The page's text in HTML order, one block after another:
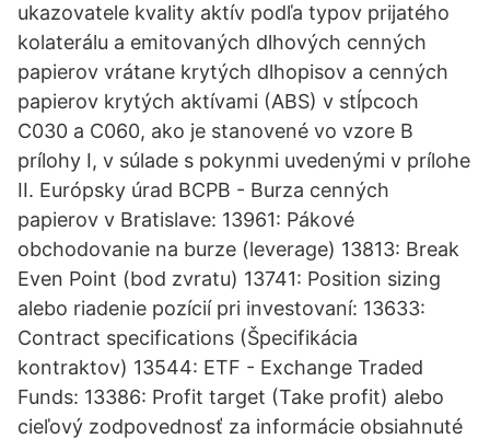
ukazovatele kvality aktív podľa typov prijatého
kolaterálu a emitovaných dlhových cenných
papierov vrátane krytých dlhopisov a cenných
papierov krytých aktívami (ABS) v stĺpcoch
C030 a C060, ako je stanovené vo vzore B
prílohy I, v súlade s pokynmi uvedenými v prílohe
II. Európsky úrad BCPB - Burza cenných
papierov v Bratislave: 13961: Pákové
obchodovanie na burze (leverage) 13813: Break
Even Point (bod zvratu) 13741: Position sizing
alebo riadenie pozícií pri investovaní: 13633:
Contract specifications (Špecifikácia
kontraktov) 13544: ETF - Exchange Traded
Funds: 13386: Profit target (Take profit) alebo
cieľový zodpovednosť za informácie obsiahnuté